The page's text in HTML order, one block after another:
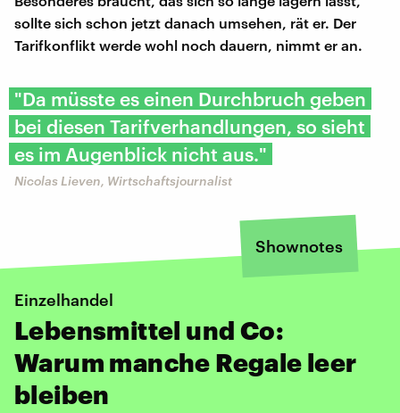
sollte sich schon jetzt danach umsehen, rät er. Der
Tarifkonflikt werde wohl noch dauern, nimmt er an.
"Da müsste es einen Durchbruch geben
bei diesen Tarifverhandlungen, so sieht
es im Augenblick nicht aus."
Nicolas Lieven, Wirtschaftsjournalist
Shownotes
Einzelhandel
Lebensmittel und Co:
Warum manche Regale leer
bleiben